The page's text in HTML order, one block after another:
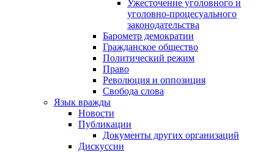
Ужесточение уголовного и
уголовно-процесуального
законодательства
Барометр демократии
Гражданское общество
Политический режим
Право
Революция и оппозиция
Свобода слова
Язык вражды
Новости
Публикации
Документы других организаций
Дискуссии